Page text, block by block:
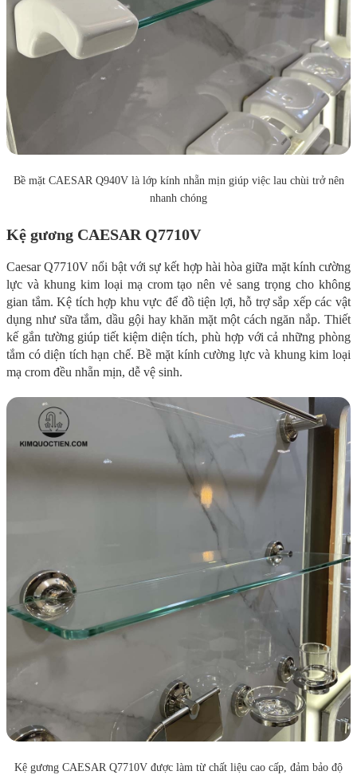
Bề mặt CAESAR Q940V là lớp kính nhẵn mịn giúp việc lau chùi trở nên
nhanh chóng
Kệ gương CAESAR Q7710V
Caesar Q7710V nổi bật với sự kết hợp hài hòa giữa mặt kính cường
lực và khung kim loại mạ crom tạo nên vẻ sang trọng cho không
gian tắm. Kệ tích hợp khu vực để đồ tiện lợi, hỗ trợ sắp xếp các vật
dụng như sữa tắm, dầu gội hay khăn mặt một cách ngăn nắp. Thiết
kế gắn tường giúp tiết kiệm diện tích, phù hợp với cả những phòng
tắm có diện tích hạn chế. Bề mặt kính cường lực và khung kim loại
mạ crom đều nhẵn mịn, dễ vệ sinh.
Kệ gương CAESAR Q7710V được làm từ chất liệu cao cấp, đảm bảo độ